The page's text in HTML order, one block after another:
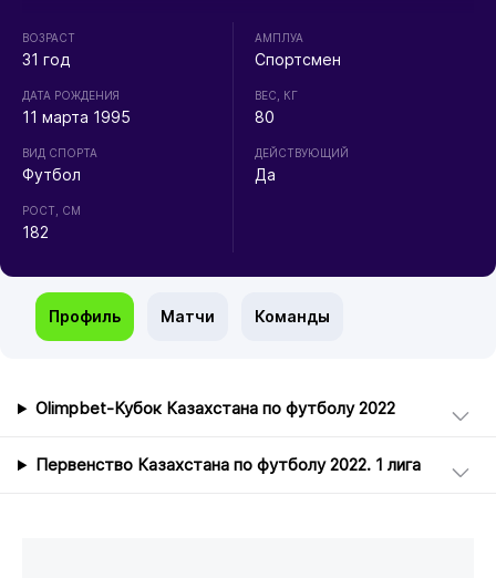
ВОЗРАСТ
31 год
ДАТА РОЖДЕНИЯ
11 марта 1995
ВИД СПОРТА
Футбол
РОСТ, СМ
182
АМПЛУА
Спортсмен
ВЕС, КГ
80
ДЕЙСТВУЮЩИЙ
Да
Профиль Матчи Команды
Olimpbet-Кубок Казахстана по футболу 2022
Первенство Казахстана по футболу 2022. 1 лига